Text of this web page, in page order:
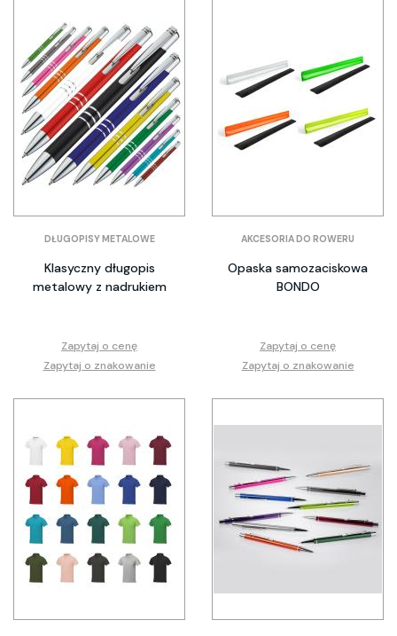
DŁUGOPISY METALOWE
Klasyczny długopis
metalowy z nadrukiem
Zapytaj o cenę
Zapytaj o znakowanie
AKCESORIA DO ROWERU
Opaska samozaciskowa
BONDO
Zapytaj o cenę
Zapytaj o znakowanie